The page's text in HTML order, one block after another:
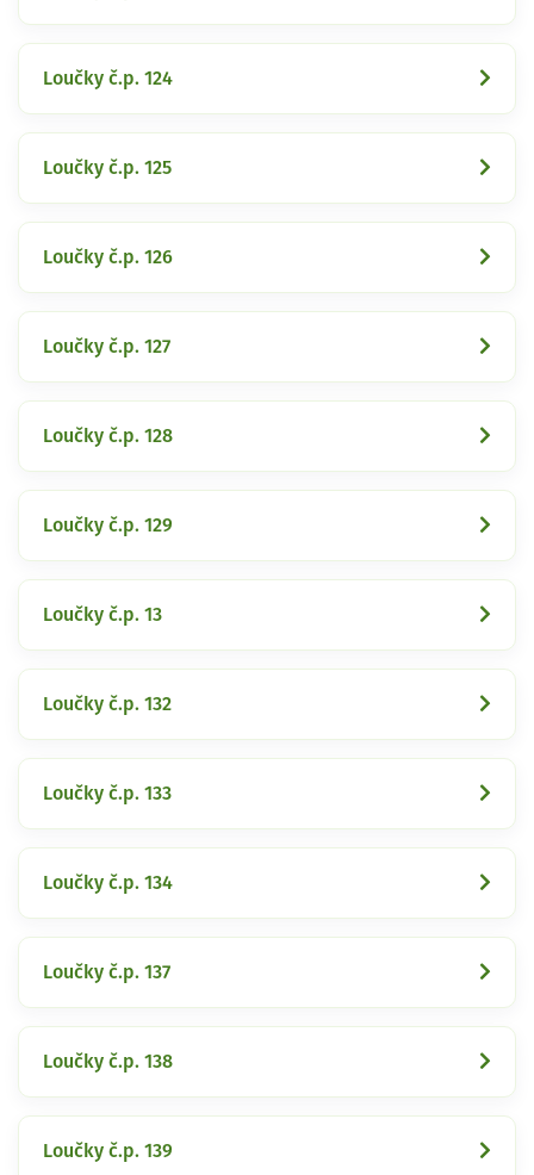
Loučky č.p. 124
Loučky č.p. 125
Loučky č.p. 126
Loučky č.p. 127
Loučky č.p. 128
Loučky č.p. 129
Loučky č.p. 13
Loučky č.p. 132
Loučky č.p. 133
Loučky č.p. 134
Loučky č.p. 137
Loučky č.p. 138
Loučky č.p. 139